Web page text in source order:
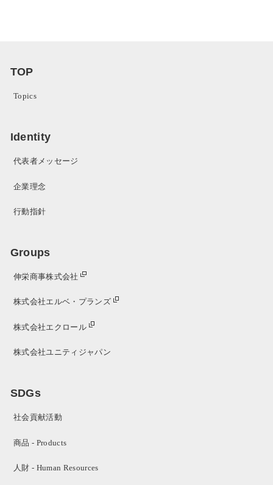
TOP
Topics
Identity
代表者メッセージ
企業理念
行動指針
Groups
伸栄商事株式会社
株式会社エルベ・プランズ
株式会社エクロール
株式会社ユニティジャパン
SDGs
社会貢献活動
商品 - Products
人財 - Human Resources